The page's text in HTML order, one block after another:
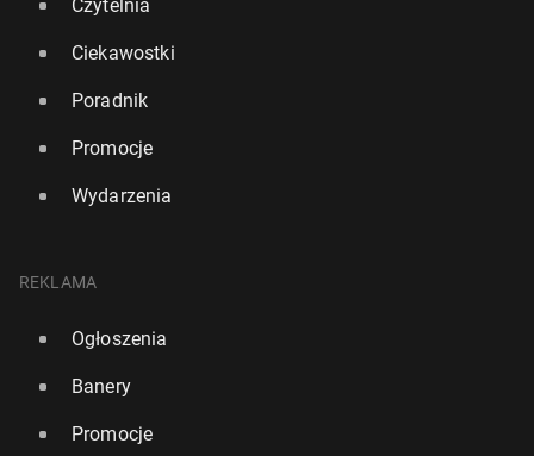
Czytelnia
Ciekawostki
Poradnik
Promocje
Wydarzenia
REKLAMA
Ogłoszenia
Banery
Promocje